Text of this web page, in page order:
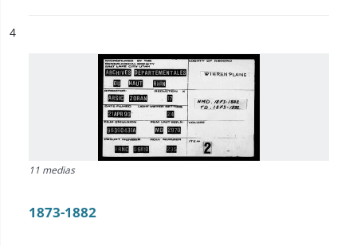
n°
4
11 medias
1873-1882